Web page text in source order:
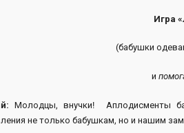
Игра
(бабушки
и
Молодцы, внучки! Аплодисменты
не только бабушкам, но и нашим